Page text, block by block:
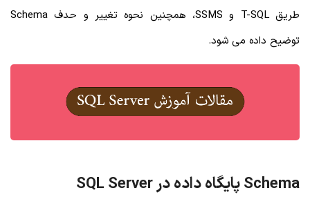
طریق T-SQL و SSMS، همچنین نحوه تغییر و حدف Schema
توضیح داده می شود.
Schema پایگاه داده در SQL Server